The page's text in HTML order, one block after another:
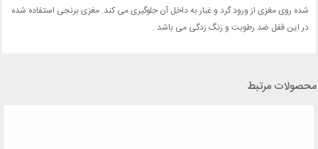
شده روی مغزی از ورود گرد و غبار به داخل آن جلوگیری می کند. مغزی برنجی استفاده شده
در این قفل ضد رطوبت و زنگ زدگی می باشد .
محصولات مرتبط